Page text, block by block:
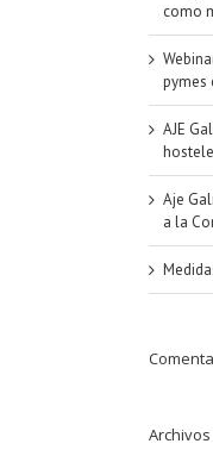
como
pymes
AJE
Aje
a la
Archivos